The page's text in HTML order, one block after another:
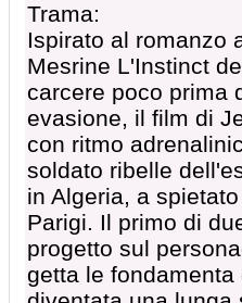
Trama:
Ispirato al romanzo
Mesrine L'Instinct
carcere poco prima
evasione, il film di
con ritmo
soldato ribelle
in Algeria, a
Parigi. Il primo di
progetto sul
getta le